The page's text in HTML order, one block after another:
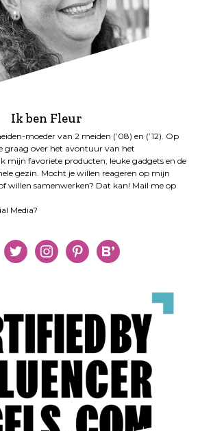
Ik ben Fleur
moeder van 2 meiden (’08) en (’12). Op
graag over het avontuur van het
mijn favoriete producten, leuke gadgets en de
gezin. Mocht je willen reageren op mijn
willen samenwerken? Dat kan! Mail me op
Media?
twitter instagrampinterestbloglovin